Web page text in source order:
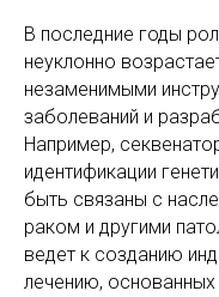
В последние годы
неуклонно
незаменимыми
заболеваний и
Например,
идентификации
быть связаны с
раком и другими
ведет к созданию
лечению,